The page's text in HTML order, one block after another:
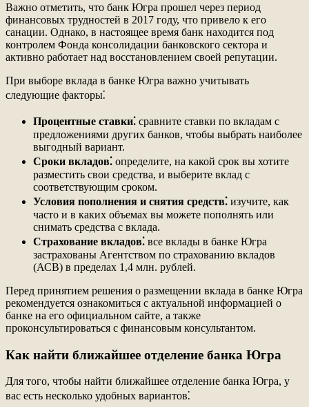
Важно отметить, что банк Югра прошел через период
финансовых трудностей в 2017 году, что привело к его
санации. Однако, в настоящее время банк находится под
контролем Фонда консолидации банковского сектора и
активно работает над восстановлением своей репутации.
При выборе вклада в банке Югра важно учитывать
следующие факторы⁚
Процентные ставки⁚ сравните ставки по вкладам с
предложениями других банков, чтобы выбрать наиболее
выгодный вариант.
Сроки вкладов⁚ определите, на какой срок вы хотите
разместить свои средства, и выберите вклад с
соответствующим сроком.
Условия пополнения и снятия средств⁚ изучите, как
часто и в каких объемах вы можете пополнять или
снимать средства с вклада.
Страхование вкладов⁚ все вклады в банке Югра
застрахованы Агентством по страхованию вкладов
(АСВ) в пределах 1,4 млн. рублей.
Перед принятием решения о размещении вклада в банке Югра
рекомендуется ознакомиться с актуальной информацией о
банке на его официальном сайте, а также
проконсультироваться с финансовым консультантом.
Как найти ближайшее отделение банка Югра
Для того, чтобы найти ближайшее отделение банка Югра, у
вас есть несколько удобных вариантов⁚